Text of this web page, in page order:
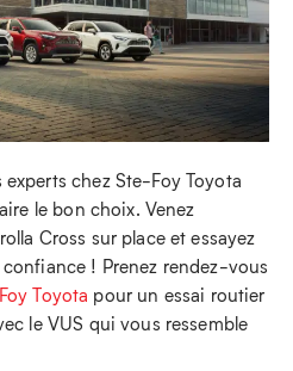
chez Ste-Foy Toyota
le bon choix. Venez
Cross sur place et essayez
! Prenez rendez-vous
Toyota pour un essai routier
le VUS qui vous ressemble